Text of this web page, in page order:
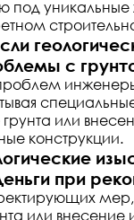
под уникальные
с
или
конструкции.
при
мер,
или внесение